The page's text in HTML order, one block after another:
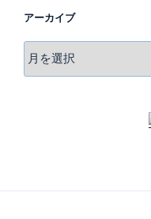
ー
アーカイブ
ー